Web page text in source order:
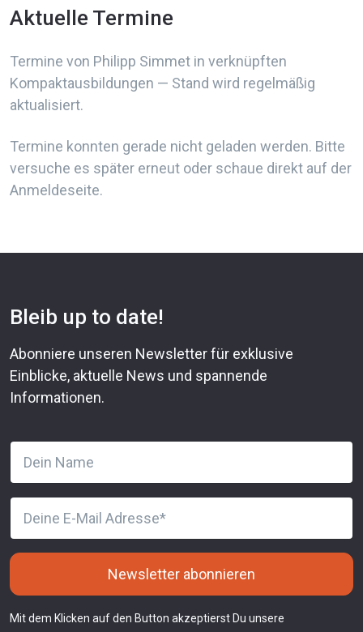
Aktuelle Termine
Termine von Philipp Simmet in verknüpften
Kompaktausbildungen — Stand wird regelmäßig
aktualisiert.
Termine konnten gerade nicht geladen werden. Bitte
versuche es später erneut oder schaue direkt auf der
Anmeldeseite.
Bleib up to date!
Abonniere unseren Newsletter für exklusive
Einblicke, aktuelle News und spannende
Informationen.
Newsletter abonnieren
Mit dem Klicken auf den Button akzeptierst Du unsere